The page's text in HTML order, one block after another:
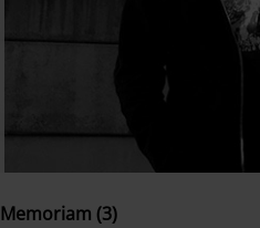
Memoriam (3)